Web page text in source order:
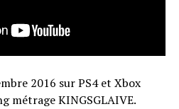
2016 sur PS4 et Xbox
métrage KINGSGLAIVE.